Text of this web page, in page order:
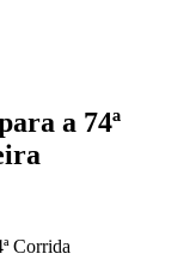
a 74ª